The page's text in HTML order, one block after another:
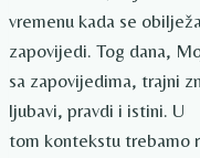
vremenu kada se
zapovijedi. Tog dana,
sa zapovijedima, trajni
ljubavi, pravdi i istini. U
tom kontekstu trebamo